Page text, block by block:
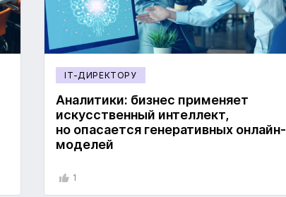
IT-ДИРЕКТОРУ
Аналитики: бизнес применяет
искусственный интеллект,
но опасается генеративных онлайн-
моделей
1